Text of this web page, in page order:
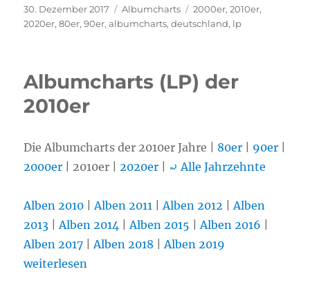
Veröffentlicht
am
30. Dezember 2017 Kategorien
Albumcharts Schlagwörter
2000er,2010er,
2020er,80er,90er,albumcharts,deutschland, lp
Albumcharts (LP) der
2010er
Die Albumcharts der 2010er Jahre | 80er 90er
2000er | 2010er |2020er ⤾ Alle Jahrzehnte
Alben 2010 |Alben 2011 |Alben 2012 |Alben
2013 |Alben 2014 |Alben 2015 |Alben 2016
Alben 2017 |Alben 2018 |Alben 2019
„Albumcharts (LP) der 2010er“
weiterlesen